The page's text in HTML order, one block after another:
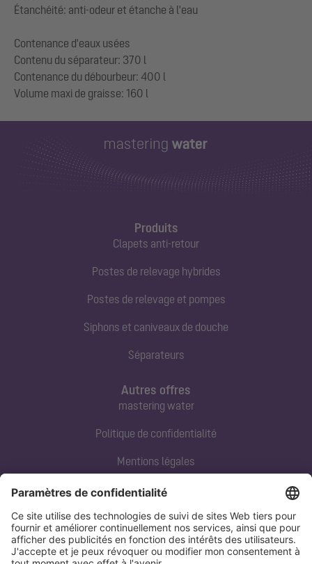
Étanchéité: anti-odeur et étanche à l'eau
Contenance d'eaux usées
Contenu du séparateur: 370 l
Contenance du débourbeur: 400 l
Produits
Clapets anti-retour
Postes de relevage hybrides
Postes de relevage et pompes
Siphons et caniveaux de douche
Séparateurs
Contact direct
Tel:+33 3 88 65 76 00
Email:info@kessel.fr
Autres offres
mastering water
Politique de confidentialité
Mentions légales